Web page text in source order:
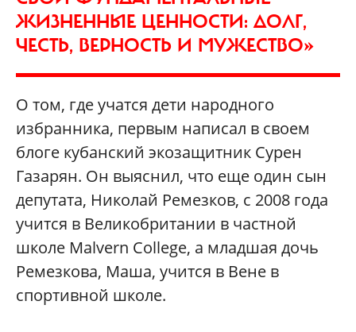
ЖИЗНЕННЫЕ ЦЕННОСТИ: ДОЛГ,
ЧЕСТЬ, ВЕРНОСТЬ И МУЖЕСТВО»
О том, где учатся дети народного
избранника, первым написал в своем
блоге кубанский экозащитник Сурен
Газарян. Он выяснил, что еще один сын
депутата, Николай Ремезков, c 2008 года
учится в Великобритании в частной
школе Malvern College, а младшая дочь
Ремезкова, Маша, учится в Вене в
спортивной школе.